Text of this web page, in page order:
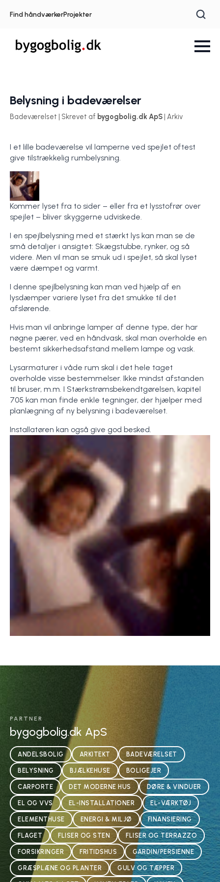
Find håndværkerProjekter
Belysning i badeværelser
Badeværelset | Skrevet af bygogbolig.dk ApS | Arkiv
I et lille badeværelse vil lamperne ved spejlet oftest
give tilstrækkelig rumbelysning.
Kommer lyset fra to sider – eller fra et lysstofrør over
spejlet – bliver skyggerne udviskede.
I en spejlbelysning med et stærkt lys kan man se de
små detaljer i ansigtet: Skægstubbe, rynker, og så
videre. Men vil man se smuk ud i spejlet, så skal lyset
være dæmpet og varmt.
I denne spejlbelysning kan man ved hjælp af en
lysdæmper variere lyset fra det smukke til det
afslørende.
Hvis man vil anbringe lamper af denne type, der har
nøgne pærer, ved en håndvask, skal man overholde en
bestemt sikkerhedsafstand mellem lampe og vask.
Lysarmaturer i våde rum skal i det hele taget
overholde visse bestemmelser. Ikke mindst afstanden
til bruser, m.m. I Stærkstrømsbekendtgørelsen, kapitel
705 kan man finde enkle tegninger, der hjælper med
planlægning af ny belysning i badeværelset.
Installatøren kan også give god besked.
PARTNER
bygogbolig.dk ApS
ANDELSBOLIG ARKITEKT BADEVÆRELSET
BELYSNING BJÆLKEHUSE BOLIGEJER
CARPORTE DET MODERNE HUS DØRE & VINDUER
EL OG VVS EL-INSTALLATIONER EL-VÆRKTØJ
ELEMENTHUSE ENERGI & MILJØ FINANSIERING
FLAGET FLISER OG STEN FLISER OG TERRAZZO
FORSIKRINGER FRITIDSHUS GARDIN/PERSIENNE
GRÆSPLÆNE OG PLANTER GULV OG TÆPPER